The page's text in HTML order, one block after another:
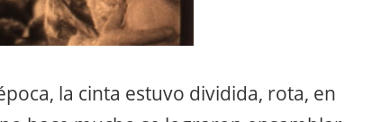
la cinta estuvo dividida, rota, en